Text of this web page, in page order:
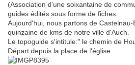
(Association d'une soixantaine de
guides édités sous forme de fiches.
Aujourd'hui, nous partons de
quinzaine de kms de notre ville d'Auch.
Le topoguide s'intitule:" le chemin de
Départ depuis la place de l'église...